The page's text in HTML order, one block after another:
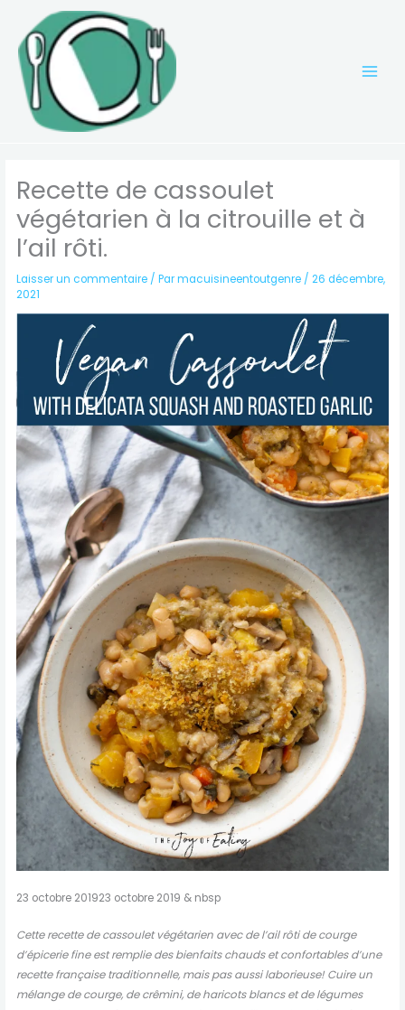
contenu
Recette de cassoulet
végétarien à la citrouille et à
l’ail rôti.
Laisser un commentaire / Parmacuisineentoutgenre /26 décembre,
2021
23 octobre 201923 octobre 2019 & nbsp
Cette recette de cassoulet végétarien avec de l’ail rôti de courge
d’épicerie fine est remplie des bienfaits chauds et confortables d’une
recette française traditionnelle, mais pas aussi laborieuse! Cuire un
mélange de courge, de crêmini, de haricots blancs et de légumes